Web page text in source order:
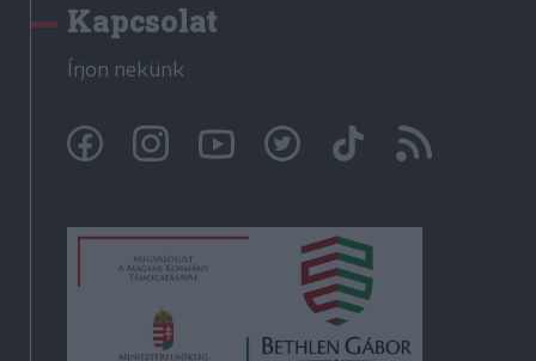
Kapcsolat
Írjon nekünk